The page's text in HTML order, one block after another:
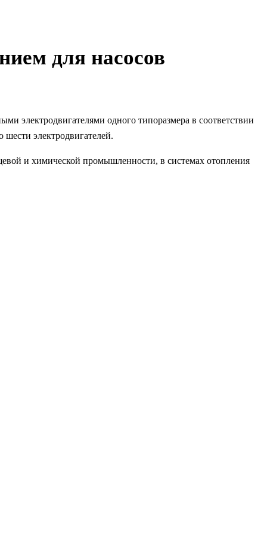
для насосов
электродвигателями одного типоразмера в соответствии
электродвигателей.
и химической промышленности, в системах отопления